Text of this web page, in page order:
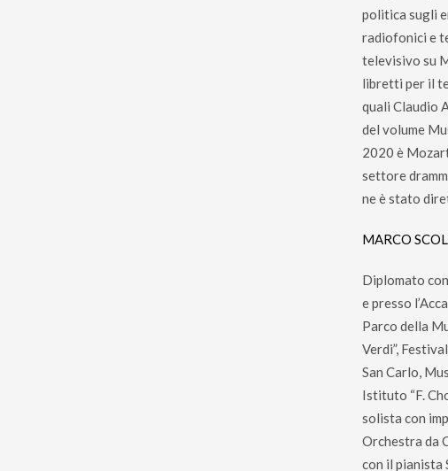
politica sugli
radiofonici e
televisivo su
libretti per il
quali Claudio
del volume
2020 è
settore
ne è stato
MARCO
Diplomato
e presso
Parco della
Verdi”,
San Carlo,
Istituto “F.
solista con
Orchestra da
con il pianista